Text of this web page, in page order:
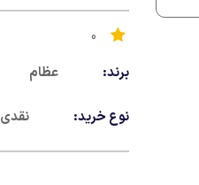
0
برند: عظام
نوع خرید: نقدی